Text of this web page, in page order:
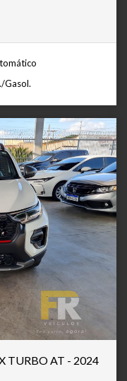
Gasol.
TURBO AT - 2024